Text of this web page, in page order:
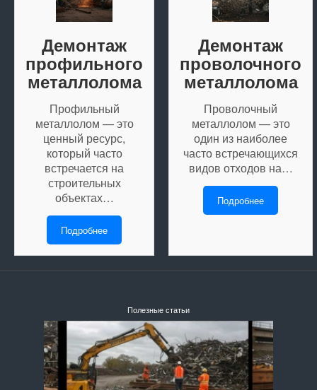
Демонтаж
профильного
металлолома
Профильный
металлолом — это
ценный ресурс,
который часто
встречается на
строительных
объектах…
Подробнее
Демонтаж
проволочного
металлолома
Проволочный
металлолом — это
один из наиболее
часто встречающихся
видов отходов на…
Подробнее
Полезные статьи